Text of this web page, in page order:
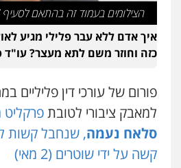
עורך דין תמיר
פלילי תעבורה
דוד בוחבוט –
פלילי פשיעה חמורה
0505542333
הצילומים בעמוד זה בהתאם לסעיף 27א לחוק זכויות יוצרים
איך אדם ללא עבר פלילי מגיע
כזה וחוזר משם לתא מעצר?
פורום של עורכי דין פליליים
למאבק ציבורי לטובתפרקליט
סלאח נעמה, שנחבל קשות
קשה על ידי שוטרים (2 מאי)